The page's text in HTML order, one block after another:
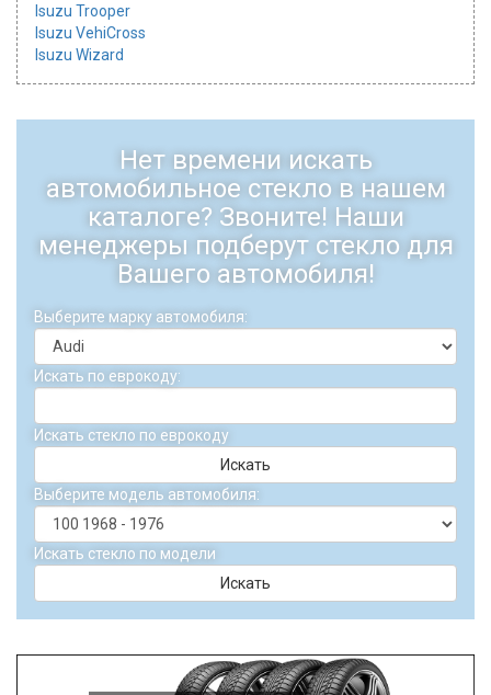
Isuzu Trooper
Isuzu VehiCross
Isuzu Wizard
Нет времени искать
автомобильное стекло в нашем
каталоге? Звоните! Наши
менеджеры подберут стекло для
Вашего автомобиля!
Выберите марку автомобиля:
Искать по еврокоду:
Искать стекло по еврокоду
Искать
Выберите модель автомобиля:
Искать стекло по модели
Искать